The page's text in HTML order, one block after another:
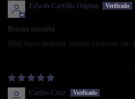
Edwin Carrillo Ospina
Buena prenda
Muy buen material, buenas costuras, me
Carlos Cruz